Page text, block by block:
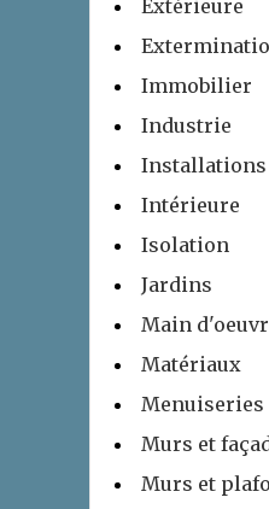
Extérieure
Immobilier
Industrie
Intérieure
Isolation
Jardins
Main
Matériaux
Menuiseries
Murs et
Murs et